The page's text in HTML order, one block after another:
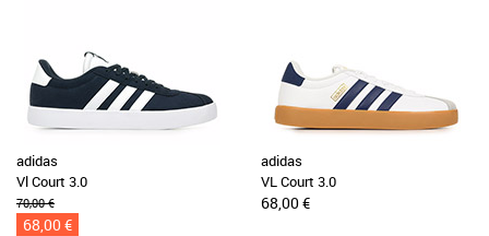
adidas
Vl Court 3.0
70,00 €
68,00 €
adidas
VL Court 3.0
68,00 €